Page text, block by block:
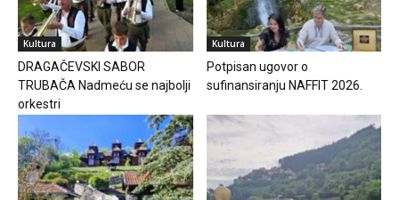
Kultura
DRAGAČEVSKI SABOR
TRUBAČA Nadmeću se najbolji
orkestri
Kultura
Potpisan ugovor o
sufinansiranju NAFFIT 2026.